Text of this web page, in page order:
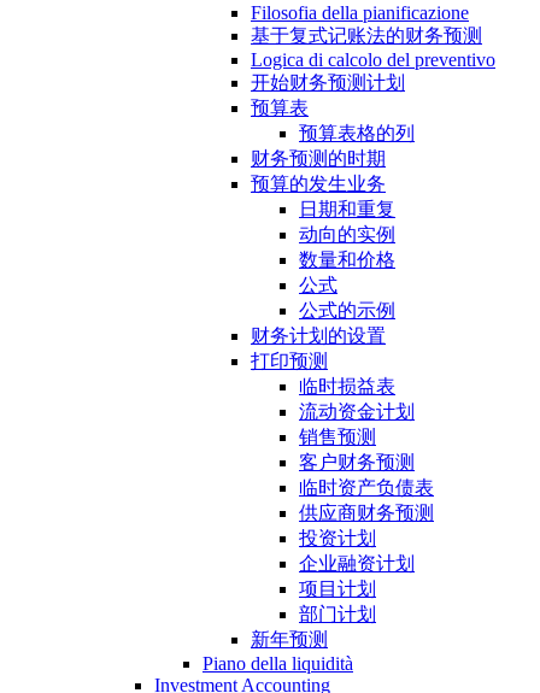
Filosofia della pianificazione
基于复式记账法的财务预测
Logica di calcolo del preventivo
开始财务预测计划
预算表
预算表格的列
财务预测的时期
预算的发生业务
日期和重复
动向的实例
数量和价格
公式
公式的示例
财务计划的设置
打印预测
临时损益表
流动资金计划
销售预测
客户财务预测
临时资产负债表
供应商财务预测
投资计划
企业融资计划
项目计划
部门计划
新年预测
Piano della liquidità
Investment Accounting